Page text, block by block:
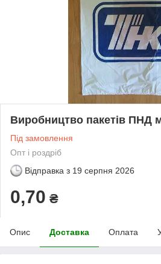
Виробництво пакетів ПНД
Під замовлення
Опт і роздріб
Відправка з 19 серпня 2026
0,70 ₴
Опис Доставка Оплата